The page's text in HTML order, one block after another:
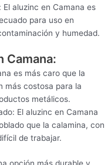
aluzinc en Camana es
para uso en
y humedad.
Camana:
es más caro que la
más costosa para la
metálicos.
El aluzinc en Camana
que la calamina, con
de trabajar.
opción más durable y